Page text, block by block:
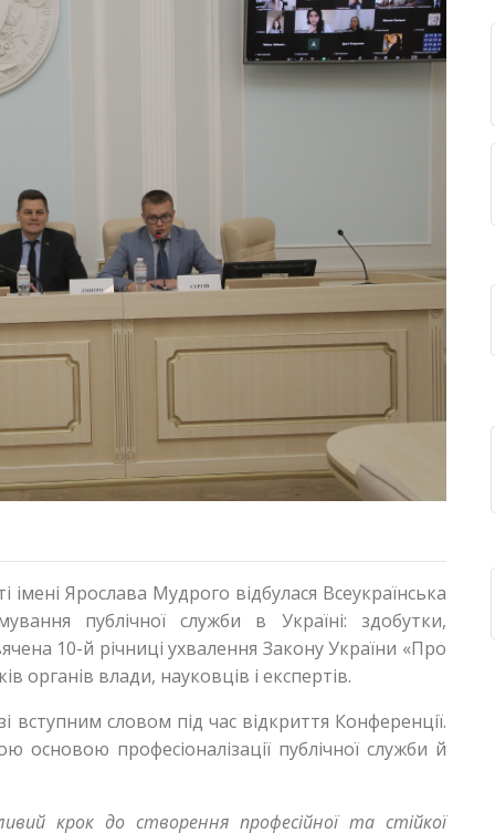
Ярослава Мудрого відбулася Всеукраїнська
публічної служби в Україні: здобутки,
10-й річниці ухвалення Закону України «Про
органів влади, науковців і експертів.
словом під час відкриття Конференції.
професіоналізації публічної служби й
крок до створення професійної та стійкої